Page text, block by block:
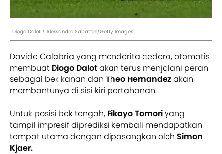
Diogo Dalot / Alessandro Sabattini/Getty Images
Davide Calabria yang menderita cedera, otomatis
membuat Diogo Dalotakan terus menjalani peran
sebagai bek kanan dan Theo Hernandez akan
membantunya di sisi kiri pertahanan.
Untuk posisi bek tengah, Fikayo Tomoriyang
tampil impresif diprediksi kembali mendapatkan
tempat utama dengan dipasangkan oleh Simon
Kjaer.